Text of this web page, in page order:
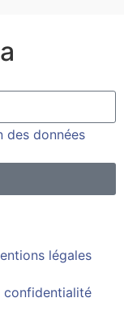
des données
légales
confidentialité